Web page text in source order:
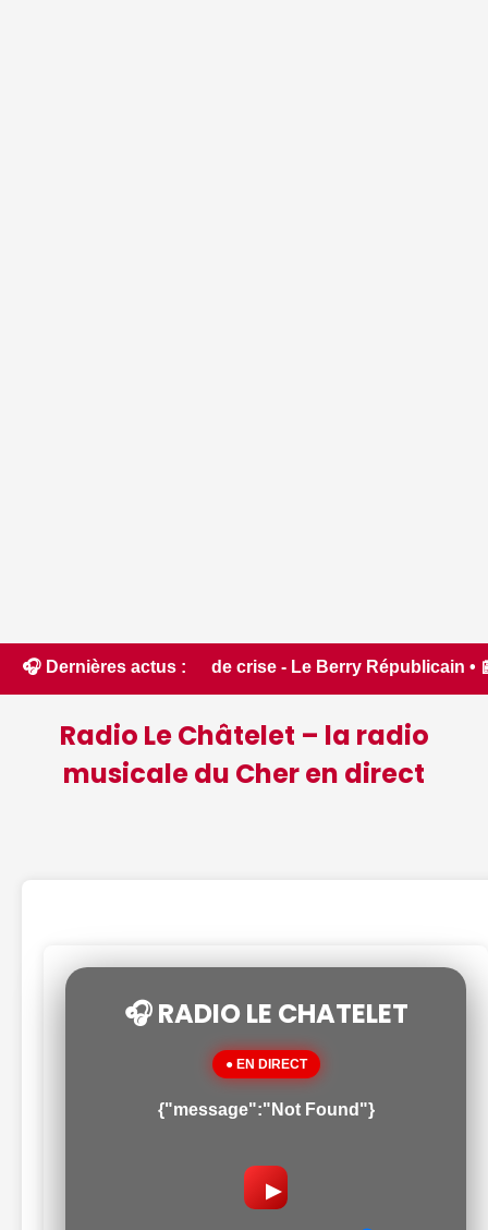
🎧 Dernières actus :
de crise - Le Berry Républicain • 📰 Foire du
Radio Le Châtelet – la radio
musicale du Cher en direct
🎧 RADIO LE CHATELET
● EN DIRECT
{"message":"Not Found"}
▶